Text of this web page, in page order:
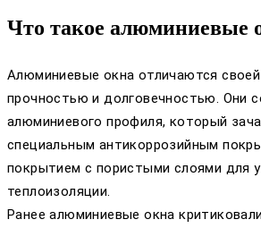
Что такое алюминиевые
Алюминиевые окна отличаются
прочностью и долговечностью. Они
алюминиевого профиля, который
специальным антикоррозийным
покрытием с пористыми слоями для
теплоизоляции.
Ранее алюминиевые окна